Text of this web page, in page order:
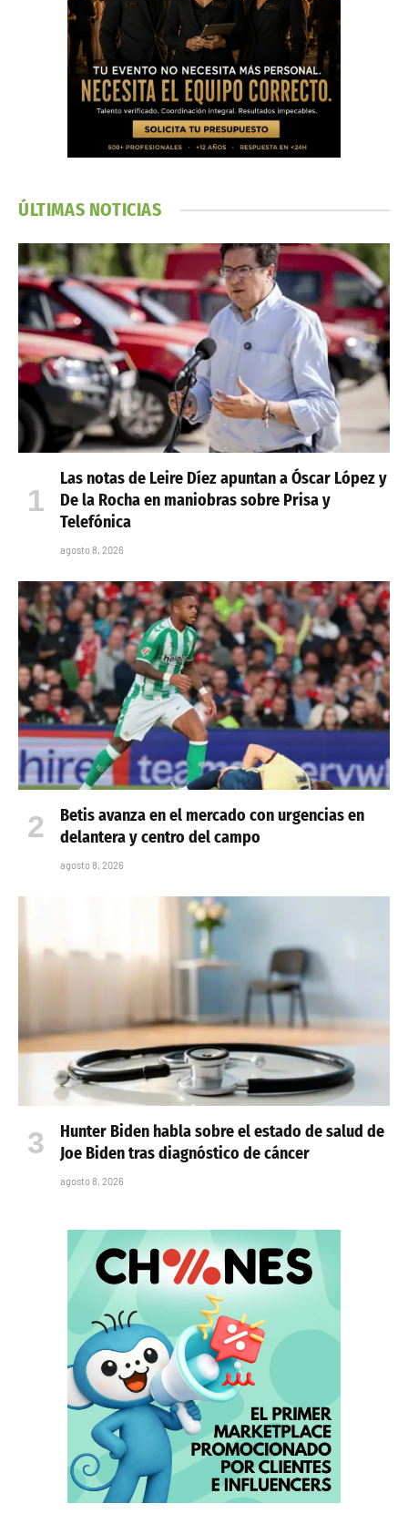
ÚLTIMAS NOTICIAS
Las notas de Leire Díez apuntan a Óscar López y
De la Rocha en maniobras sobre Prisa y
Telefónica
agosto 8, 2026
Betis avanza en el mercado con urgencias en
delantera y centro del campo
agosto 8, 2026
Hunter Biden habla sobre el estado de salud de
Joe Biden tras diagnóstico de cáncer
agosto 8, 2026